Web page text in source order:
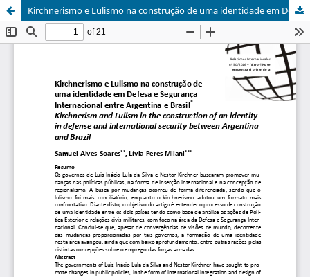
Kirchnerismo e Lulismo na construção de uma identidade em Defesa e Segurança Internacional entre Argentina e Brasil